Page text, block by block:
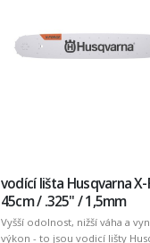
vodící lišta Husqvarna
45cm / .325" / 1,5mm
Vyšší odolnost, nižší váha a
výkon - to jsou vodicí lišty